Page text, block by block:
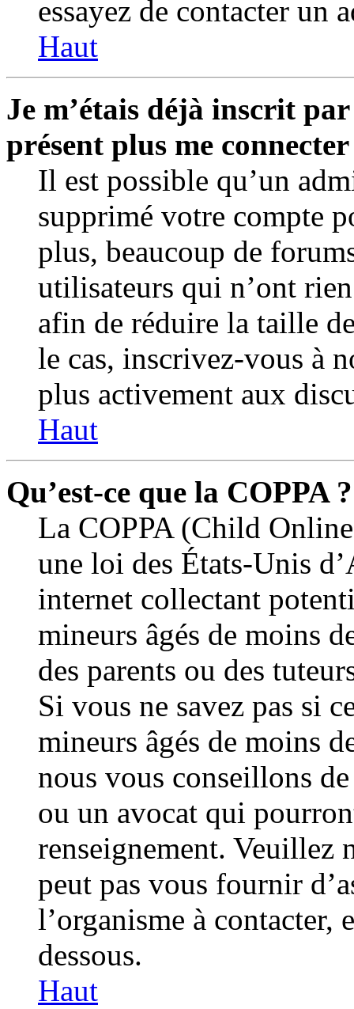
essayez de contacter un
Haut
Je m’étais déjà inscrit
présent plus me
Il est possible qu’un
supprimé votre compte
plus, beaucoup de
utilisateurs qui n’ont
afin de réduire la taille
le cas, inscrivez-vous à
plus activement aux
Haut
Qu’est-ce que la COPPA ?
La COPPA (Child
une loi des États-Unis
internet collectant
mineurs âgés de moins
des parents ou des
Si vous ne savez pas si
mineurs âgés de moins
nous vous conseillons
ou un avocat qui
renseignement. Veuillez
peut pas vous fournir
l’organisme à contacter,
dessous.
Haut